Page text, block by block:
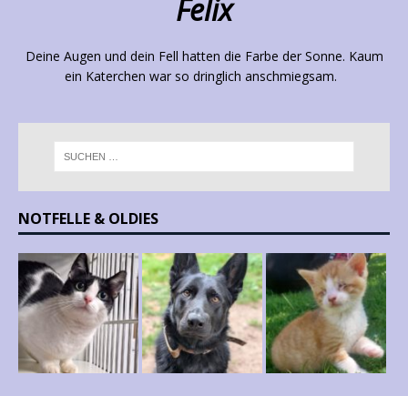
Felix
Deine Augen und dein Fell hatten die Farbe der Sonne. Kaum
ein Katerchen war so dringlich anschmiegsam.
NOTFELLE & OLDIES